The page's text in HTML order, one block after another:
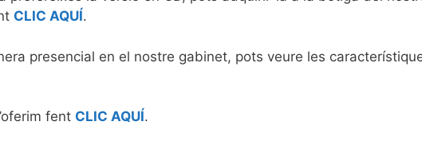
CLIC AQUÍ.
presencial en el nostre gabinet, pots veure les
fent CLIC AQUÍ.